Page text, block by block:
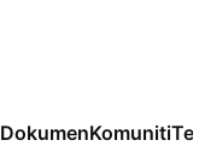
DokumenKomuniti